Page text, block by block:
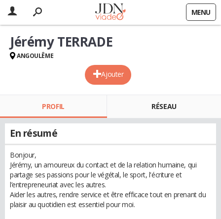
MENU
Ajouter
Jérémy TERRADE
ANGOULÊME
PROFIL RÉSEAU
En résumé
Bonjour,
Jérémy, un amoureux du contact et de la relation humaine, qui
partage ses passions pour le végétal, le sport, l'écriture et
l’entrepreneuriat avec les autres.
Aider les autres, rendre service et être efficace tout en prenant du
plaisir au quotidien est essentiel pour moi.